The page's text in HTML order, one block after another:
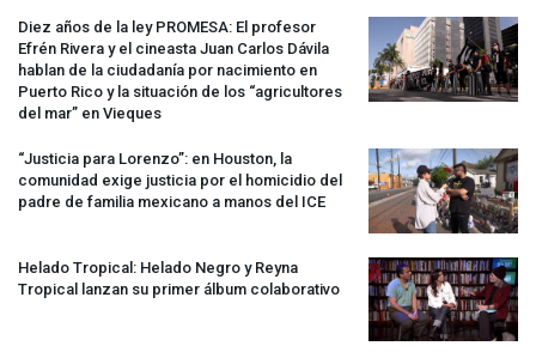
Diez años de la ley PROMESA: El profesor
Efrén Rivera y el cineasta Juan Carlos Dávila
hablan de la ciudadanía por nacimiento en
Puerto Rico y la situación de los “agricultores
del mar” en Vieques
“Justicia para Lorenzo”: en Houston, la
comunidad exige justicia por el homicidio del
padre de familia mexicano a manos del ICE
Helado Tropical: Helado Negro y Reyna
Tropical lanzan su primer álbum colaborativo